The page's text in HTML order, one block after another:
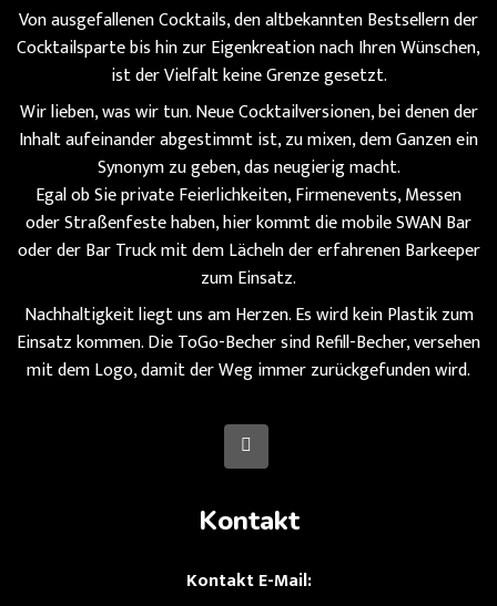
Von ausgefallenen Cocktails, den altbekannten Bestsellern der
Cocktailsparte bis hin zur Eigenkreation nach Ihren Wünschen,
ist der Vielfalt keine Grenze gesetzt.
Wir lieben, was wir tun. Neue Cocktailversionen, bei denen der
Inhalt aufeinander abgestimmt ist, zu mixen, dem Ganzen ein
Synonym zu geben, das neugierig macht.
Egal ob Sie private Feierlichkeiten, Firmenevents, Messen
oder Straßenfeste haben, hier kommt die mobile SWAN Bar
oder der Bar Truck mit dem Lächeln der erfahrenen Barkeeper
zum Einsatz.
Nachhaltigkeit liegt uns am Herzen. Es wird kein Plastik zum
Einsatz kommen. Die ToGo-Becher sind Refill-Becher, versehen
mit dem Logo, damit der Weg immer zurückgefunden wird.
Kontakt
Kontakt E-Mail: